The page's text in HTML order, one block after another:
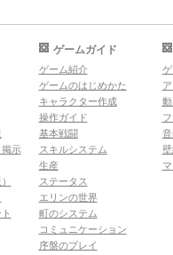
掲示
ゲームガイド
ゲーム紹介
ゲームのはじめかた
キャラクター作成
操作ガイド
基本戦闘
スキルシステム
生産
ステータス
エリンの世界
町のシステム
コミュニケーション
序盤のプレイ